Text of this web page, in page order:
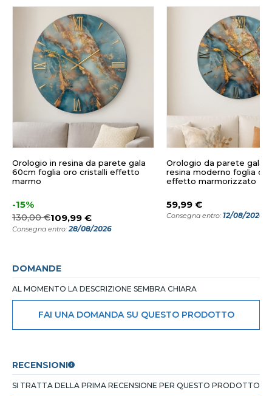
Orologio in resina da parete gala
60cm foglia oro cristalli effetto
marmo
-15%
130,00 €109,99 €
Consegna entro:28/08/2026
Orologio da parete gala
resina moderno foglia
effetto marmorizzato
59,99 €
Consegna entro: 12/08/2026
DOMANDE
AL MOMENTO LA DESCRIZIONE SEMBRA CHIARA
FAI UNA DOMANDA SU QUESTO PRODOTTO
RECENSIONI
SI TRATTA DELLA PRIMA RECENSIONE PER QUESTO PRODOTTO